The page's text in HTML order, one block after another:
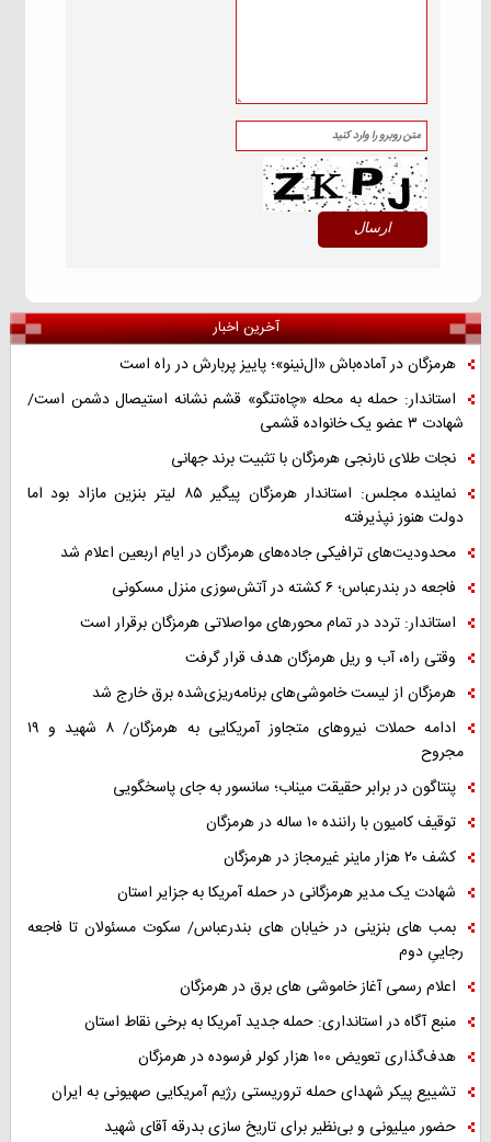
آخرین اخبار
هرمزگان در آماده‌باش «ال‌نینو»؛ پاییز پربارش در راه است
استاندار: حمله به محله «چاه‌تنگو» قشم نشانه استیصال دشمن است/
شهادت ۳ عضو یک خانواده قشمی
نجات طلای نارنجی هرمزگان با تثبیت برند جهانی
نماینده مجلس: استاندار هرمزگان پیگیر ۸۵ لیتر بنزین مازاد بود اما
دولت هنوز نپذیرفته
محدودیت‌های ترافیکی جاده‌های هرمزگان در ایام اربعین اعلام شد
فاجعه در بندرعباس؛ ۶ کشته در آتش‌سوزی منزل مسکونی
استاندار: تردد در تمام محورهای مواصلاتی هرمزگان برقرار است
وقتی راه، آب و ریل هرمزگان هدف قرار گرفت
هرمزگان از لیست خاموشی‌های برنامه‌ریزی‌شده برق خارج شد
ادامه حملات نیروهای متجاوز آمریکایی به هرمزگان/ ۸ شهید و ۱۹
مجروح
پنتاگون در برابر حقیقت میناب؛ سانسور به جای پاسخگویی
توقیف کامیون با راننده ۱۰ ساله در هرمزگان
کشف ۲۰ هزار ماینر غیرمجاز در هرمزگان
شهادت یک مدیر هرمزگانی در حمله آمریکا به جزایر استان
بمب های بنزینی در خیابان های بندرعباس/ سکوت مسئولان تا فاجعه
رجاییِ دوم
اعلام رسمی آغاز خاموشی های برق در هرمزگان
منبع آگاه در استانداری: حمله جدید آمریکا به برخی نقاط استان
هدف‌گذاری تعویض ۱۰۰ هزار کولر فرسوده در هرمزگان
تشییع پیکر شهدای حمله تروریستی رژیم آمریکایی صهیونی به ایران
حضور میلیونی و بی‌نظیر برای تاریخ سازی بدرقه آقای شهید